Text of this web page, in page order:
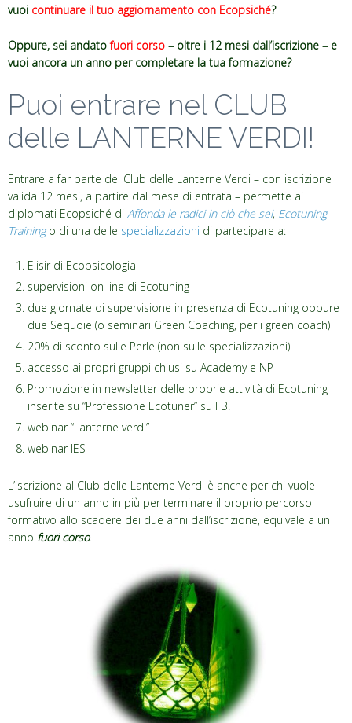
vuoi continuare il tuo aggiornamento con Ecopsiché?
Oppure, sei andatofuori corso – oltre i 12 mesi dall’iscrizione – e
vuoi ancora un anno per completare la tua formazione?
Puoi entrare nel CLUB
delle LANTERNE VERDI!
Entrare a far parte del Club delle Lanterne Verdi – con iscrizione
valida 12 mesi, a partire dal mese di entrata – permette ai
diplomati Ecopsiché di Affonda le radici in ciò che sei, Ecotuning
Trainingo di una delle specializzazioni di partecipare a:
Elisir di Ecopsicologia
supervisioni on line di Ecotuning
due giornate di supervisione in presenza di Ecotuning oppure
due Sequoie (o seminari Green Coaching, per i green coach)
20% di sconto sulle Perle (non sulle specializzazioni)
accesso ai propri gruppi chiusi su Academy e NP
Promozione in newsletter delle proprie attività di Ecotuning
inserite su “Professione Ecotuner” su FB.
webinar “Lanterne verdi”
webinar IES
L’iscrizione al Club delle Lanterne Verdi è anche per chi vuole
usufruire di un anno in più per terminare il proprio percorso
formativo allo scadere dei due anni dall’iscrizione, equivale a un
anno fuori corso.